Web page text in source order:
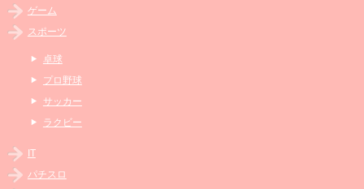
ゲーム
スポーツ
卓球
プロ野球
サッカー
ラクビー
IT
パチスロ